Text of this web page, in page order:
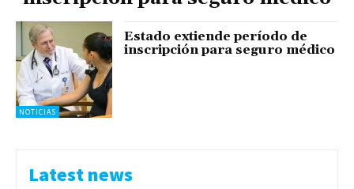
NOTICIAS
Estado extiende período de
inscripción para seguro médico
Latest news